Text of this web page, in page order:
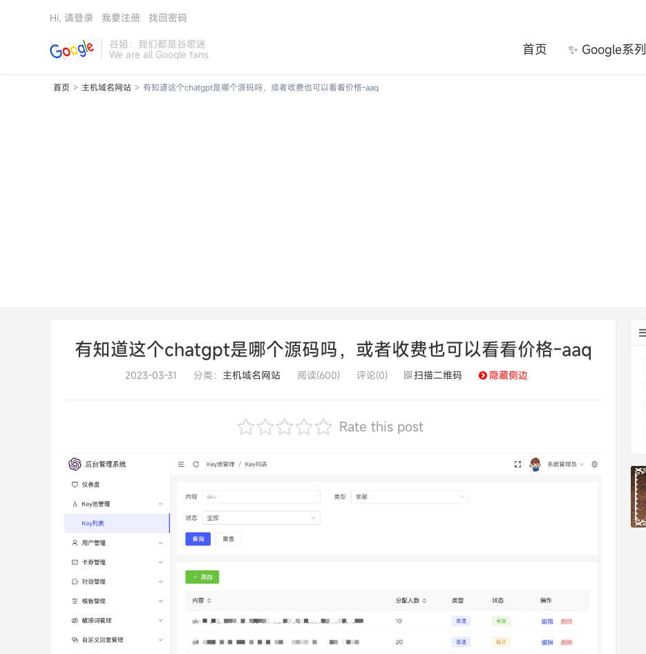
谷姐：我们都是谷歌迷
We are all Google fans 首页 ✨ Google系列
Hi, 请登录 我要注册 找回密码
首页 > 主机域名网站 > 有知道这个chatgpt是哪个源码吗，或者收费也可以看看价格-aaq
有知道这个chatgpt是哪个源码吗，或者收费也可以看看价格-aaq
2023-03-31 分类： 主机域名网站 阅读(600) 评论(0) 扫描二维码 隐藏侧边
Rate this post